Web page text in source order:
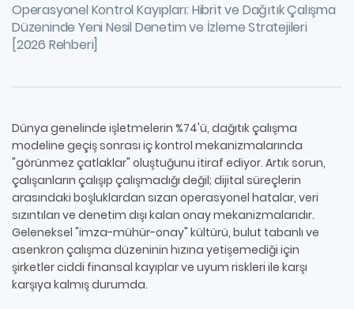
Operasyonel Kontrol Kayıpları: Hibrit ve Dağıtık Çalışma
Düzeninde Yeni Nesil Denetim ve İzleme Stratejileri
[2026 Rehberi]
Dünya genelinde işletmelerin %74'ü, dağıtık çalışma
modeline geçiş sonrası iç kontrol mekanizmalarında
"görünmez çatlaklar" oluştuğunu itiraf ediyor. Artık sorun,
çalışanların çalışıp çalışmadığı değil; dijital süreçlerin
arasındaki boşluklardan sızan operasyonel hatalar, veri
sızıntıları ve denetim dışı kalan onay mekanizmalarıdır.
Geleneksel "imza-mühür-onay" kültürü, bulut tabanlı ve
asenkron çalışma düzeninin hızına yetişemediği için
şirketler ciddi finansal kayıplar ve uyum riskleri ile karşı
karşıya kalmış durumda.